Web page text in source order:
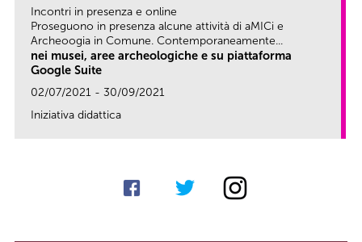
Incontri in presenza e online
Proseguono in presenza alcune attività di aMICi e
Archeoogia in Comune. Contemporaneamente...
nei musei, aree archeologiche e su piattaforma
Google Suite
02/07/2021 - 30/09/2021
Iniziativa didattica